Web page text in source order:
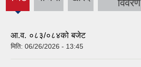
(active
tab)
विवरण
आ.व. ०८३/०८४को बजेट
मिति: 06/26/2026 - 13:45